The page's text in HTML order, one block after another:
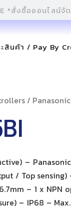
ะสินค้า / Pay By
/ Panasonic
–
/ Top
– 1 x NPN
– IP68 –